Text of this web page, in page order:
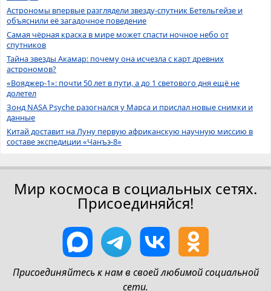
Астрономы впервые разглядели звезду-спутник Бетельгейзе и
объяснили её загадочное поведение
Самая чёрная краска в мире может спасти ночное небо от
спутников
Тайна звезды Акамар: почему она исчезла с карт древних
астрономов?
«Вояджер-1»: почти 50 лет в пути, а до 1 светового дня ещё не
долетел
Зонд NASA Psyche разогнался у Марса и прислал новые снимки и
данные
Китай доставит на Луну первую африканскую научную миссию в
составе экспедиции «Чанъэ-8»
Мир космоса в социальных сетях.
Присоединяйся!
Присоединяйтесь к нам в своей любимой социальной
сети.